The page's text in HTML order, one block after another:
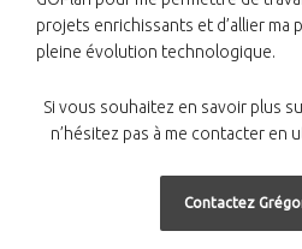
projets enrichissants et d’allier ma
pleine évolution technologique.
Si vous souhaitez en savoir plus
n’hésitez pas à me contacter en
Contactez